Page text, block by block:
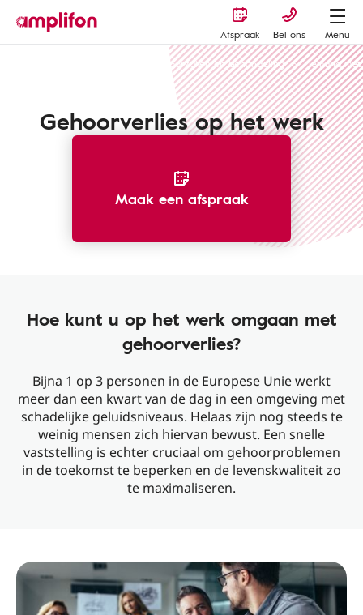
Afspraak Bel ons
Menu
Gehoorverlies of gehoorschade - oorzaken en behandeling
Iemand
Gehoorverlies op het werk
Maak een afspraak
Hoe kunt u op het werk omgaan met
gehoorverlies?
Bijna 1 op 3 personen in de Europese Unie werkt
meer dan een kwart van de dag in een omgeving met
schadelijke geluidsniveaus. Helaas zijn nog steeds te
weinig mensen zich hiervan bewust. Een snelle
vaststelling is echter cruciaal om gehoorproblemen
in de toekomst te beperken en de levenskwaliteit zo
te maximaliseren.